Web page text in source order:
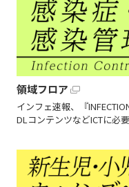
領域フロア
インフェ速報、『
DLコンテンツなどICTに必